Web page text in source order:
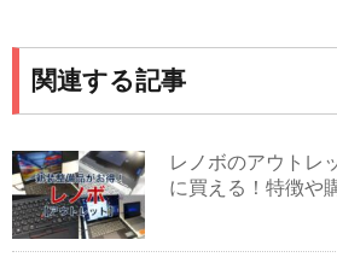
関連する記事
レノボのアウトレ
に買える！特徴や